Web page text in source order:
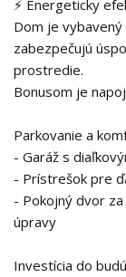
⚡ Energeticky
Dom je
zabezpečujú
prostredie.
Bonusom je
Parkovanie a
- Garáž s
- Prístrešok pre
- Pokojný dvor
úpravy
Investícia do